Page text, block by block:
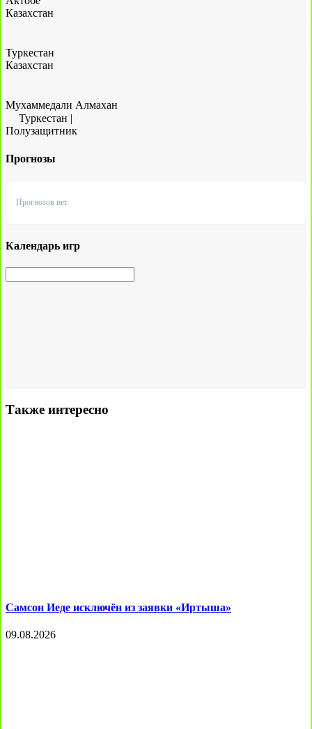
Казахстан
Туркестан
Казахстан
Мухаммедали Алмахан
Туркестан |
Полузащитник
Прогнозы
Прогнозов нет.
Календарь игр
Также интересно
Самсон Иеде исключён из заявки «Иртыша»
09.08.2026